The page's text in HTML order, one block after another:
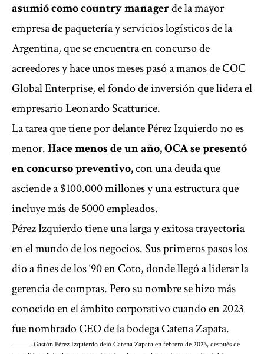
asumió como country managerde la mayor
empresa de paquetería y servicios logísticos de la
Argentina, que se encuentra en concurso de
acreedores y hace unos meses pasó a manos deCOC
Global Enterprise,el fondo de inversión que lidera el
empresario Leonardo Scatturice.
La tarea que tiene por delante Pérez Izquierdo no es
menor.Hace menos de un año, OCA se presentó
enconcurso preventivo,con una deuda que
asciende a $100.000 millones y una estructura que
incluye más de 5000 empleados.
Pérez Izquierdo tiene una larga y exitosa trayectoria
en el mundo de los negocios. Sus primeros pasos los
dio a fines de los ‘90 en Coto, donde llegó a liderar la
gerencia de compras. Pero su nombre se hizo más
conocido en el ámbito corporativo cuando en 2023
fue nombrado CEO de la bodega Catena Zapata.
Gastón Pérez Izquierdo dejó Catena Zapata en febrero de 2023, después de